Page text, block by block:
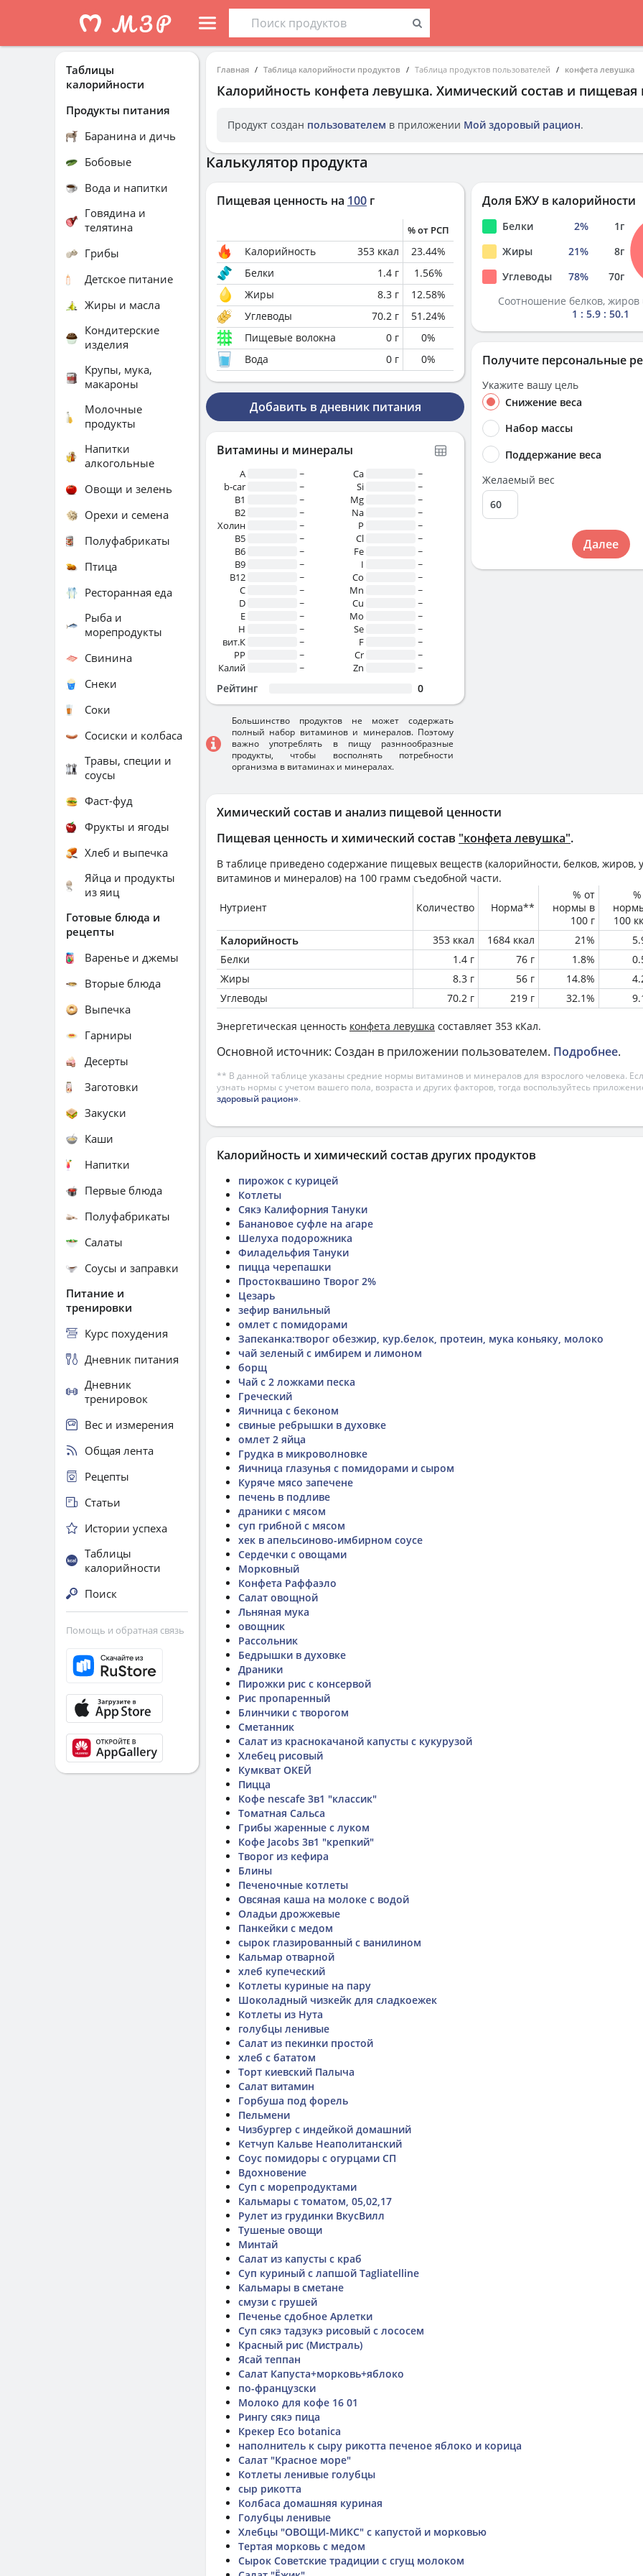
Главная Таблица калорийности продуктов Таблица продуктов пользователей конфета левушка
Калорийность конфета левушка. Химический состав и пищевая
Продукт создан пользователем в приложении Мой здоровый рацион.
Химический состав и анализ пищевой ценности
Пищевая ценность и химический состав "конфета левушка".
В таблице приведено содержание пищевых веществ (калорийности, белков, жиров,
витаминов и минералов) на 100 грамм съедобной части.
Нутриент Количество Норма**
% от
нормы в
100 г
100
Калорийность 353 ккал 1684 ккал 21%
Белки
1.4 г 76 г 1.8%
Жиры
8.3 г 56 г 14.8%
Углеводы
70.2 г 219 г 32.1%
Энергетическая ценность конфета левушка составляет 353 кКал.
Основной источник: Создан в приложении пользователем. Подробнее.
** В данной таблице указаны средние нормы витаминов и минералов для взрослого человека.
узнать нормы с учетом вашего пола, возраста и других факторов, тогда воспользуйтесь
здоровый рацион».
Калькулятор продукта
Пищевая ценность на 100 г
% от РСП
Калорийность 353 ккал 23.44%
Белки
1.4 г 1.56%
Жиры
8.3 г 12.58%
Углеводы
70.2 г 51.24%
Пищевые волокна
0 г 0%
Вода
0 г 0%
Добавить в дневник питания
Витамины и минералы
A
~
b-car
~
В1
~
B2
~
Холин
~
B5
~
B6
~
B9
~
B12
~
C
~
D
~
E
~
H
~
вит.К
~
PP
~
Калий
~
Ca
~
Si
~
Mg
~
Na
~
P
~
Cl
~
Fe
~
I
~
Co
~
Mn
~
Cu
~
Mo
~
Se
~
F
~
Cr
~
Zn
~
Рейтинг 0
Большинство продуктов не может содержать
полный набор витаминов и минералов. Поэтому
важно употреблять в пищу разннообразные
продукты, чтобы восполнять потребности
организма в витаминах и минералах.
Доля БЖУ в калорийности
Белки 2% 1г
Жиры
21% 8г
Углеводы
78% 70г
Соотношение белков, жиров
1 : 5.9 : 50.1
Получите персональные
Укажите вашу цель
Снижение веса
Набор массы
Поддержание веса
Желаемый вес
Далее
Калорийность и химический состав других продуктов
пирожок с курицей
Котлеты
Сякэ Калифорния Тануки
Банановое суфле на агаре
Шелуха подорожника
Филадельфия Тануки
пицца черепашки
Простоквашино Творог 2%
Цезарь
зефир ванильный
омлет с помидорами
Запеканка:творог обезжир, кур.белок, протеин, мука коньяку, молоко
чай зеленый с имбирем и лимоном
борщ
Чай с 2 ложками песка
Греческий
Яичница с беконом
свиные ребрышки в духовке
омлет 2 яйца
Грудка в микроволновке
Яичница глазунья с помидорами и сыром
Куряче мясо запечене
печень в подливе
драники с мясом
суп грибной с мясом
хек в апельсиново-имбирном соусе
Сердечки с овощами
Морковный
Конфета Раффаэло
Салат овощной
Льняная мука
овощник
Рассольник
Бедрышки в духовке
Драники
Пирожки рис с консервой
Рис пропаренный
Блинчики с творогом
Сметанник
Салат из краснокачаной капусты с кукурузой
Хлебец рисовый
Кумкват ОКЕЙ
Пицца
Кофе nescafe 3в1 "классик"
Томатная Сальса
Грибы жаренные с луком
Кофе Jacobs 3в1 "крепкий"
Творог из кефира
Блины
Печеночные котлеты
Овсяная каша на молоке с водой
Оладьи дрожжевые
Панкейки с медом
сырок глазированный с ванилином
Кальмар отварной
хлеб купеческий
Котлеты куриные на пару
Шоколадный чизкейк для сладкоежек
Котлеты из Нута
голубцы ленивые
Салат из пекинки простой
хлеб с бататом
Торт киевский Палыча
Салат витамин
Горбуша под форель
Пельмени
Чизбургер с индейкой домашний
Кетчуп Кальве Неаполитанский
Соус помидоры с огурцами СП
Вдохновение
Суп с морепродуктами
Кальмары с томатом, 05,02,17
Рулет из грудинки ВкусВилл
Тушеные овощи
Минтай
Салат из капусты с краб
Суп куриный с лапшой Tagliatelline
Кальмары в сметане
смузи с грушей
Печенье сдобное Арлетки
Суп сякэ тадзукэ рисовый с лососем
Красный рис (Мистраль)
Ясай теппан
Салат Капуста+морковь+яблоко
по-французски
Молоко для кофе 16 01
Рингу сякэ пица
Крекер Eco botanica
наполнитель к сыру рикотта печеное яблоко и корица
Салат "Красное море"
Котлеты ленивые голубцы
сыр рикотта
Колбаса домашняя куриная
Голубцы ленивые
Хлебцы "ОВОЩИ-МИКС" с капустой и морковью
Тертая морковь с медом
Сырок Советские традиции с сгущ молоком
Таблицы
калорийности
Продукты питания
Баранина и дичь
Бобовые
Вода и напитки
Говядина и
телятина
Грибы
Детское питание
Жиры и масла
Кондитерские
изделия
Крупы, мука,
макароны
Молочные
продукты
Напитки
алкогольные
Овощи и зелень
Орехи и семена
Полуфабрикаты
Птица
Ресторанная еда
Рыба и
морепродукты
Свинина
Снеки
Соки
Сосиски и колбаса
Травы, специи и
соусы
Фаст-фуд
Фрукты и ягоды
Хлеб и выпечка
Яйца и продукты
из яиц
Готовые блюда и
рецепты
Варенье и джемы
Вторые блюда
Выпечка
Гарниры
Десерты
Заготовки
Закуски
Каши
Напитки
Первые блюда
Полуфабрикаты
Салаты
Соусы и заправки
Питание и
тренировки
Курс похудения
Дневник питания
Дневник
тренировок
Вес и измерения
Общая лента
Рецепты
Статьи
Истории успеха
Таблицы
калорийности
Поиск
Помощь и обратная связь